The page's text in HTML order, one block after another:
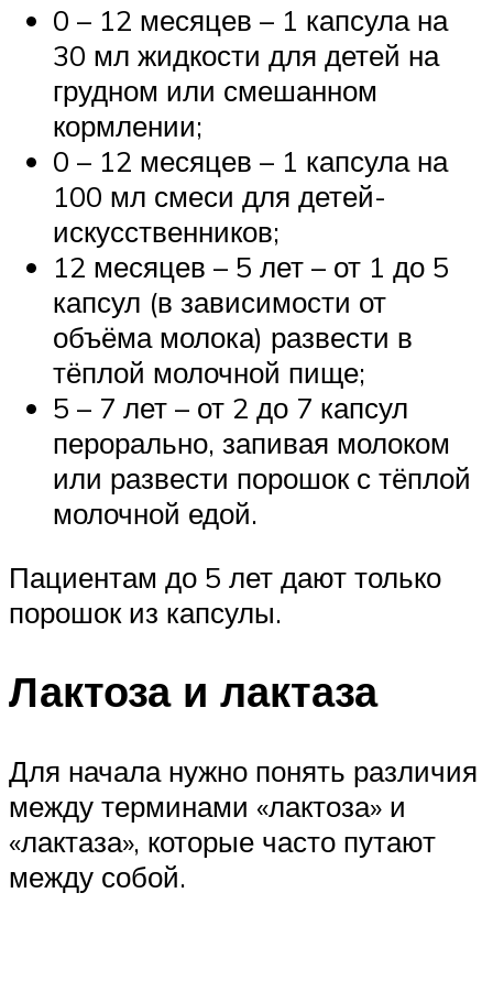
0 – 12 месяцев – 1 капсула на
30 мл жидкости для детей на
грудном или смешанном
кормлении;
0 – 12 месяцев – 1 капсула на
100 мл смеси для детей-
искусственников;
12 месяцев – 5 лет – от 1 до 5
капсул (в зависимости от
объёма молока) развести в
тёплой молочной пище;
5 – 7 лет – от 2 до 7 капсул
перорально, запивая молоком
или развести порошок с тёплой
молочной едой.
Пациентам до 5 лет дают только
порошок из капсулы.
Лактоза и лактаза
Для начала нужно понять различия
между терминами «лактоза» и
«лактаза», которые часто путают
между собой.